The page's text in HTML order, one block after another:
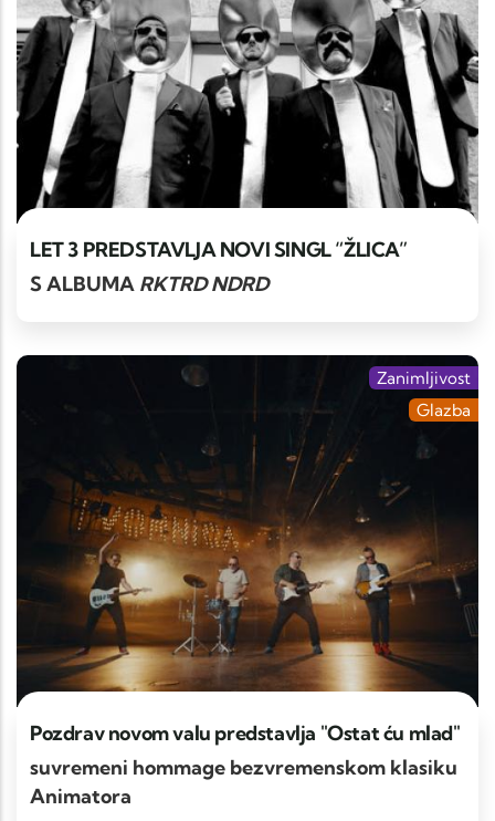
LET 3 PREDSTAVLJA NOVI SINGL “ŽLICA”
S ALBUMA RKTRD NDRD
Pozdrav novom valu predstavlja "Ostat ću mlad"
suvremeni hommage bezvremenskom klasiku
Animatora
Zanimljivost
Glazba